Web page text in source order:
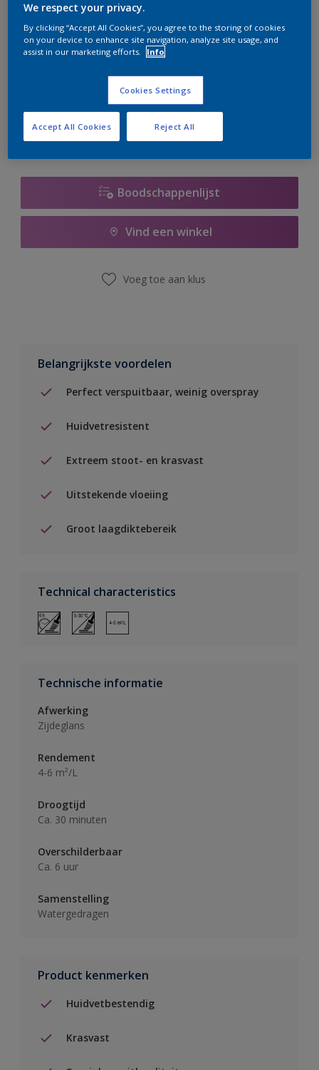
te bestellen. Houd de website in de gaten, we werken
er hard aan om de voorraad aan te vullen.
Boodschappenlijst
Vind een winkel
Voeg toe aan klus
Belangrijkste voordelen
Perfect verspuitbaar, weinig overspray
Huidvetresistent
Extreem stoot- en krasvast
Uitstekende vloeiing
Groot laagdiktebereik
Technical characteristics
Technische informatie
Afwerking
Zijdeglans
Rendement
4-6 m²/L
Droogtijd
Ca. 30 minuten
Overschilderbaar
Ca. 6 uur
Samenstelling
Watergedragen
Product kenmerken
Huidvetbestendig
Krasvast
We respect your privacy.
By clicking “Accept All Cookies”, you agree to the storing of cookies
on your device to enhance site navigation, analyze site usage, and
assist in our marketing efforts.
Info
Cookies Settings
Reject All
Accept All Cookies